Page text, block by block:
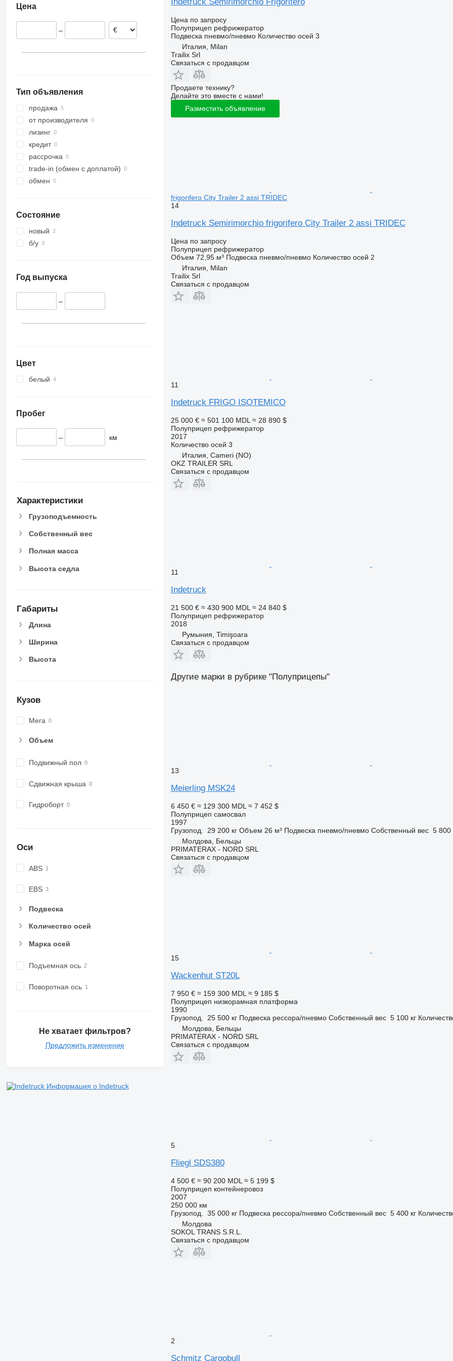
Цена
–
Тип объявления
продажа
от производителя
лизинг
кредит
рассрочка
trade-in (обмен с доплатой)
обмен
Состояние
новый
б/у
Год выпуска
–
Цвет
белый
Пробег
– км
Характеристики
Грузоподъемность
Собственный вес
Полная масса
Высота седла
Габариты
Длина
Ширина
Высота
Кузов
Мега
Объем
Подвижный пол
Сдвижная крыша
Гидроборт
Оси
ABS
EBS
Подвеска
Количество осей
Марка осей
Подъемная ось
Поворотная ось
Не хватает фильтров?
Предложить изменение
Информация о Indetruck
Цена по запросу
Полуприцеп рефрижератор
Подвеска пневмо/пневмо Количество осей 3
Италия, Milan
Trailix Srl
Связаться с продавцом
Продаете технику?
Делайте это вместе с нами!
Разместить объявление
frigorifero City Trailer 2 assi TRIDEC
14
Indetruck Semirimorchio frigorifero City Trailer 2 assi TRIDEC
Цена по запросу
Полуприцеп рефрижератор
Объем 72,95 м³ Подвеска пневмо/пневмо Количество осей 2
Италия, Milan
Trailix Srl
Связаться с продавцом
11
Indetruck FRIGO ISOTEMICO
25 000 € ≈ 501 100 MDL ≈ 28 890 $
Полуприцеп рефрижератор
2017
Количество осей 3
Италия, Cameri (NO)
OKZ TRAILER SRL
Связаться с продавцом
11
Indetruck
21 500 € ≈ 430 900 MDL ≈ 24 840 $
Полуприцеп рефрижератор
2018
Румыния, Timişoara
Связаться с продавцом
Другие марки в рубрике "Полуприцепы"
13
Meierling MSK24
6 450 € ≈ 129 300 MDL ≈ 7 452 $
Полуприцеп самосвал
1997
Грузопод.
29 200 кг Объем 26 м³ Подвеска пневмо/пневмо Собственный вес 5 800
Молдова, Бельцы
PRIMATERAX - NORD SRL
Связаться с продавцом
15
Wackenhut ST20L
7 950 € ≈ 159 300 MDL ≈ 9 185 $
Полуприцеп низкорамная платформа
1990
Грузопод.
25 500 кг Подвеска рессора/пневмо Собственный вес 5 100 кг
Молдова, Бельцы
PRIMATERAX - NORD SRL
Связаться с продавцом
5
Fliegl SDS380
4 500 € ≈ 90 200 MDL ≈ 5 199 $
Полуприцеп контейнеровоз
2007
250 000 км
Грузопод.
35 000 кг Подвеска рессора/пневмо Собственный вес 5 400 кг
Молдова
SOKOL TRANS S.R.L.
Связаться с продавцом
2
Schmitz Cargobull